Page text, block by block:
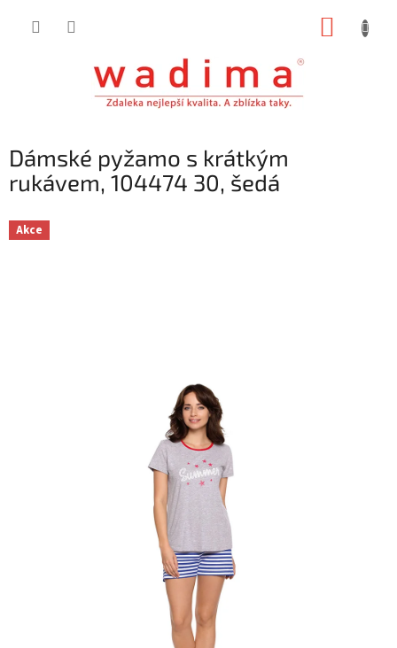
Dámské pyžamo s krátkým
rukávem, 104474 30, šedá
Akce